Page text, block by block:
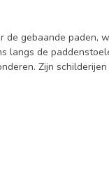
gebaande paden,
de
Zijn